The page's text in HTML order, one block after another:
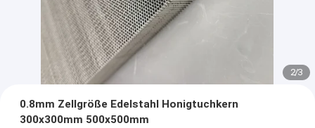
2/3
0.8mm Zellgröße Edelstahl Honigtuchkern
300x300mm 500x500mm